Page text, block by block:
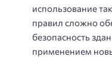
использование
правил сложно
безопасность
применением